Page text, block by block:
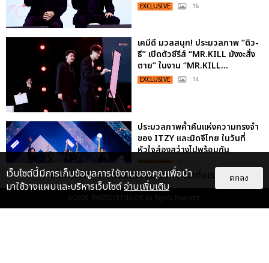
EXCLUSIVE : 16
เคมีดี มวลสนุก! ประมวลภาพ “ดิว-
ธี” เปิดตัวซีรีส์ “MR.KILL มังงะสั่ง
ตาย” ในงาน “MR.KILL...
EXCLUSIVE : 14
ประมวลภาพค่ำคืนแห่งความทรงจำ
ของ ITZY และมิดจีไทย ในวันที่
หัวใจส่องสว่างไปพร้อมกัน
EXCLUSIVE
เกี่ยวกับเรา ติดต่อลงโฆษณา ติดต่อเรา
© 2026 THAITICKETMAJOR All Rights Reserved.
เว็บไซต์นี้มีการเก็บข้อมูลการใช้งานของคุณเพื่อนำ
มาใช้วางแผนและบริหารเว็บไซต์อ่านเพิ่มเติม
ตกลง